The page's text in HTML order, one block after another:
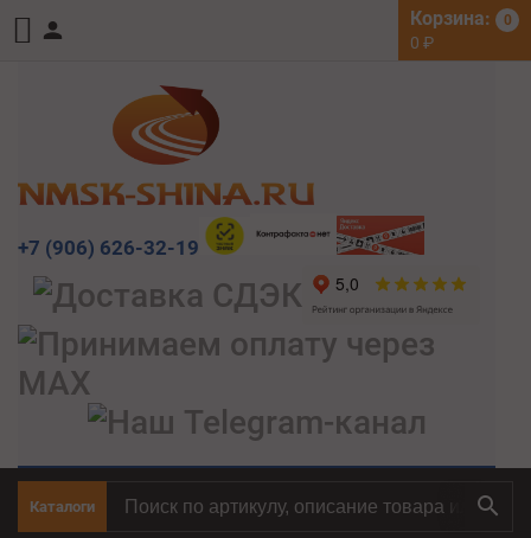
Корзина: 0
0 ₽
+7 (906) 626-32-19
Каталоги